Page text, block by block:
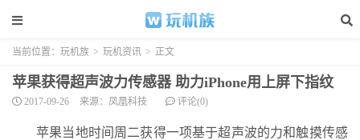
当前位置： 玩机族 > 玩机资讯 > 正文
苹果获得超声波力传感器 助力iPhone用上屏下指纹
2017-09-26 来源：凤凰科技 评论(0)
苹果当地时间周二获得一项基于超声波的力和触摸传感